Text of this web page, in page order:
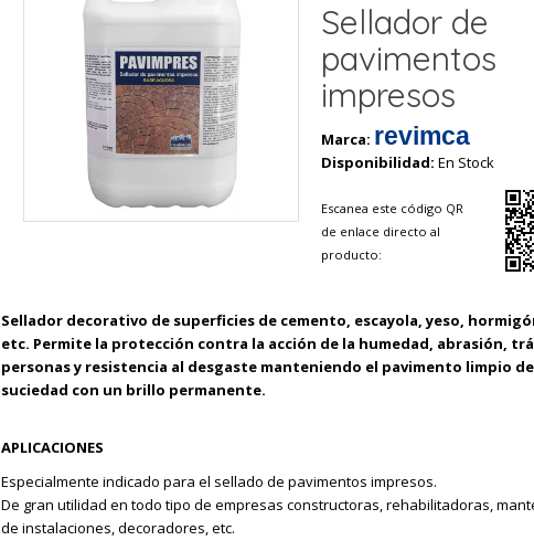
Sellador de
pavimentos
impresos
Marca: revimca
Disponibilidad: En Stock
Escanea este código QR
de enlace directo al
producto:
Sellador decorativo de superficies de cemento, escayola, yeso,
etc. Permite la protección contra la acción de la humedad, abrasión,
personas y resistencia al desgaste manteniendo el pavimento limpio
suciedad con un brillo permanente.
APLICACIONES
Especialmente indicado para el sellado de pavimentos impresos.
De gran utilidad en todo tipo de empresas constructoras, rehabilitadoras,
de instalaciones, decoradores, etc.